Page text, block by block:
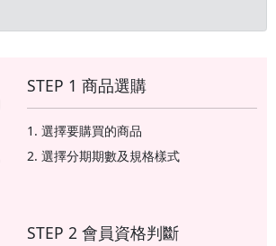
STEP 1 商品選購
選擇要購買的商品
選擇分期期數及規格樣式
STEP 2 會員資格判斷